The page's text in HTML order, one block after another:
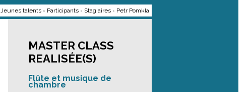
Jeunes talents › Participants › Stagiaires › Petr Pomkla
MASTER CLASS
REALISÉE(S)
Flûte et musique de
chambre